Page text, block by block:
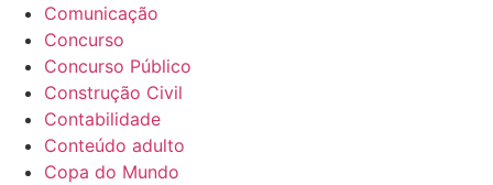
Comunicação
Concurso
Concurso Público
Construção Civil
Contabilidade
Conteúdo adulto
Copa do Mundo